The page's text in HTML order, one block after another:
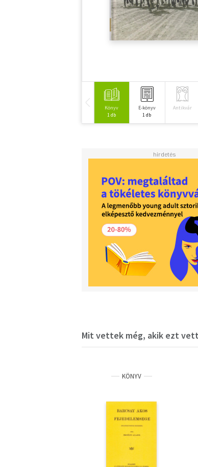
Könyv
1 db
E-könyv
1 db
Antikvár
Mit vettek még, akik ezt
KÖNYV